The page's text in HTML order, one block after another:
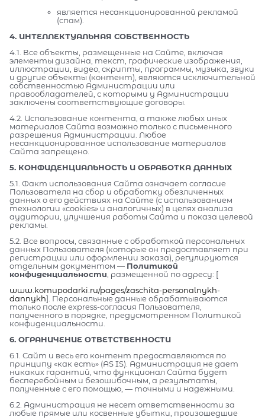
является несанкционированной рекламой
(спам).
4. ИНТЕЛЛЕКТУАЛЬНАЯ СОБСТВЕННОСТЬ
4.1. Все объекты, размещенные на Сайте, включая
элементы дизайна, текст, графические изображения,
иллюстрации, видео, скрипты, программы, музыка, звуки
и другие объекты (контент), являются исключительной
собственностью Администрации или
правообладателей, с которыми у Администрации
заключены соответствующие договоры.
4.2. Использование контента, а также любых иных
материалов Сайта возможно только с письменного
разрешения Администрации. Любое
несанкционированное использование материалов
Сайта запрещено.
5. КОНФИДЕНЦИАЛЬНОСТЬ И ОБРАБОТКА ДАННЫХ
5.1. Факт использования Сайта означает согласие
Пользователя на сбор и обработку обезличенных
данных о его действиях на Сайте (с использованием
технологии «cookies» и аналогичных) в целях анализа
аудитории, улучшения работы Сайта и показа целевой
рекламы.
5.2. Все вопросы, связанные с обработкой персональных
данных Пользователя (которые он предоставляет при
регистрации или оформлении заказа), регулируются
отдельным документом — Политикой
конфиденциальности, размещенной по адресу: [
www.komupodarki.ru/pages/zaschita-personalnykh-
dannykh]. Персональные данные обрабатываются
только после express-согласия Пользователя,
полученного в порядке, предусмотренном Политикой
конфиденциальности.
6. ОГРАНИЧЕНИЕ ОТВЕТСТВЕННОСТИ
6.1. Сайт и весь его контент предоставляются по
принципу «как есть» (AS IS). Администрация не дает
никаких гарантий, что функционал Сайта будет
бесперебойным и безошибочным, а результаты,
полученные с его помощью, — точными и надежными.
6.2. Администрация не несет ответственности за
любые прямые или косвенные убытки, произошедшие